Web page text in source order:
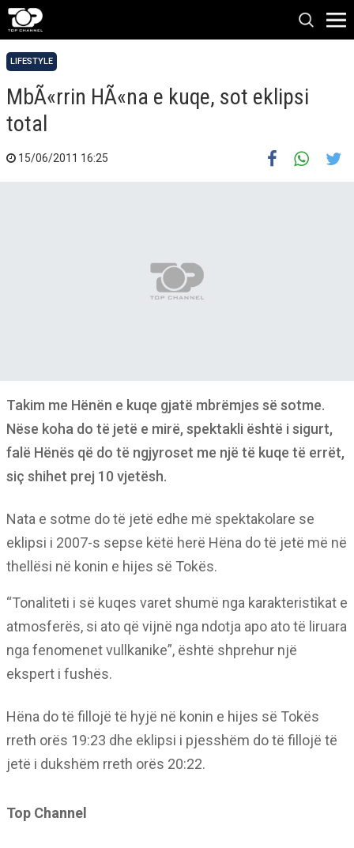
LIFESTYLE
MbÃ«rrin HÃ«na e kuqe, sot eklipsi
total
15/06/2011 16:25
Takim me Hënën e kuqe gjatë mbrëmjes së sotme.
Nëse koha do të jetë e mirë, spektakli është i sigurt,
falë Hënës që do të ngjyroset me një të kuqe të errët,
siç shihet prej 10 vjetësh.
Nata e sotme do të jetë edhe më spektakolare se
eklipsi i 2007-s sepse këtë herë Hëna do të jetë më në
thellësi në konin e hijes së Tokës.
“Tonaliteti i së kuqes varet shumë nga karakteristikat e
atmosferës, si ato që vijnë nga ndotja apo ato të liruara
nga fenomenet vullkanike”, është shprehur një
ekspert i fushës.
Hëna do të fillojë të hyjë në konin e hijes së Tokës
rreth orës 19:23 dhe eklipsi i pjesshëm do të fillojë të
jetë i dukshëm rreth orës 20:22.
Top Channel